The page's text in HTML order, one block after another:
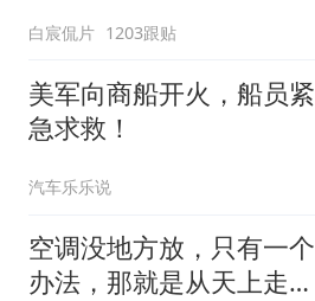
白宸侃片 1203跟贴
美军向商船开火，船员紧
急求救！
汽车乐乐说
空调没地方放，只有一个
办法，那就是从天上走，